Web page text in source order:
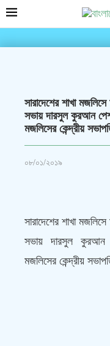
সারাদেশের শাখা
সভায় দারসুল কুরআন
মজলিসের কেন্দ্রীয়
০৮/০১/২০১৯
সারাদেশের শাখা
সভায় দারসুল কুরআন
মজলিসের কেন্দ্রীয়